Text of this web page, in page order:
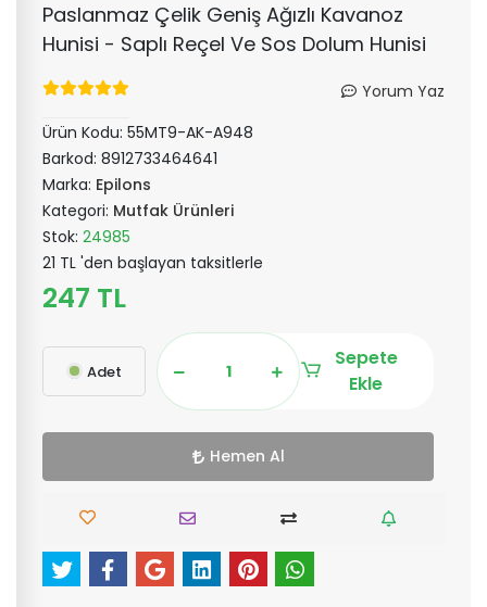
Paslanmaz Çelik Geniş Ağızlı Kavanoz
Hunisi - Saplı Reçel Ve Sos Dolum Hunisi
Yorum Yaz
Ürün Kodu: 55MT9-AK-A948
Barkod: 8912733464641
Marka: Epilons
Kategori: Mutfak Ürünleri
Stok: 24985
21 TL 'den başlayan taksitlerle
247 TL
Adet
Sepete
Ekle
Hemen Al